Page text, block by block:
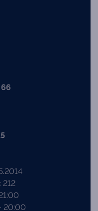
66
212
20:00